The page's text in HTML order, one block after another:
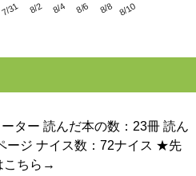
7/31 8/2 8/4 8/6 8/8 8/10
ター 読んだ本の数：23冊 読ん
ージ ナイス数：72ナイス ★先
こちら→